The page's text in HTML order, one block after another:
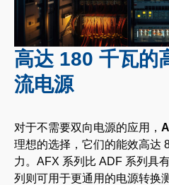
高达 180 千瓦的
流电源
对于不需要双向电源的应用，
理想的选择，它们的能效高达
力。AFX 系列比 ADF 系列具
列则可用于更通用的电源转换